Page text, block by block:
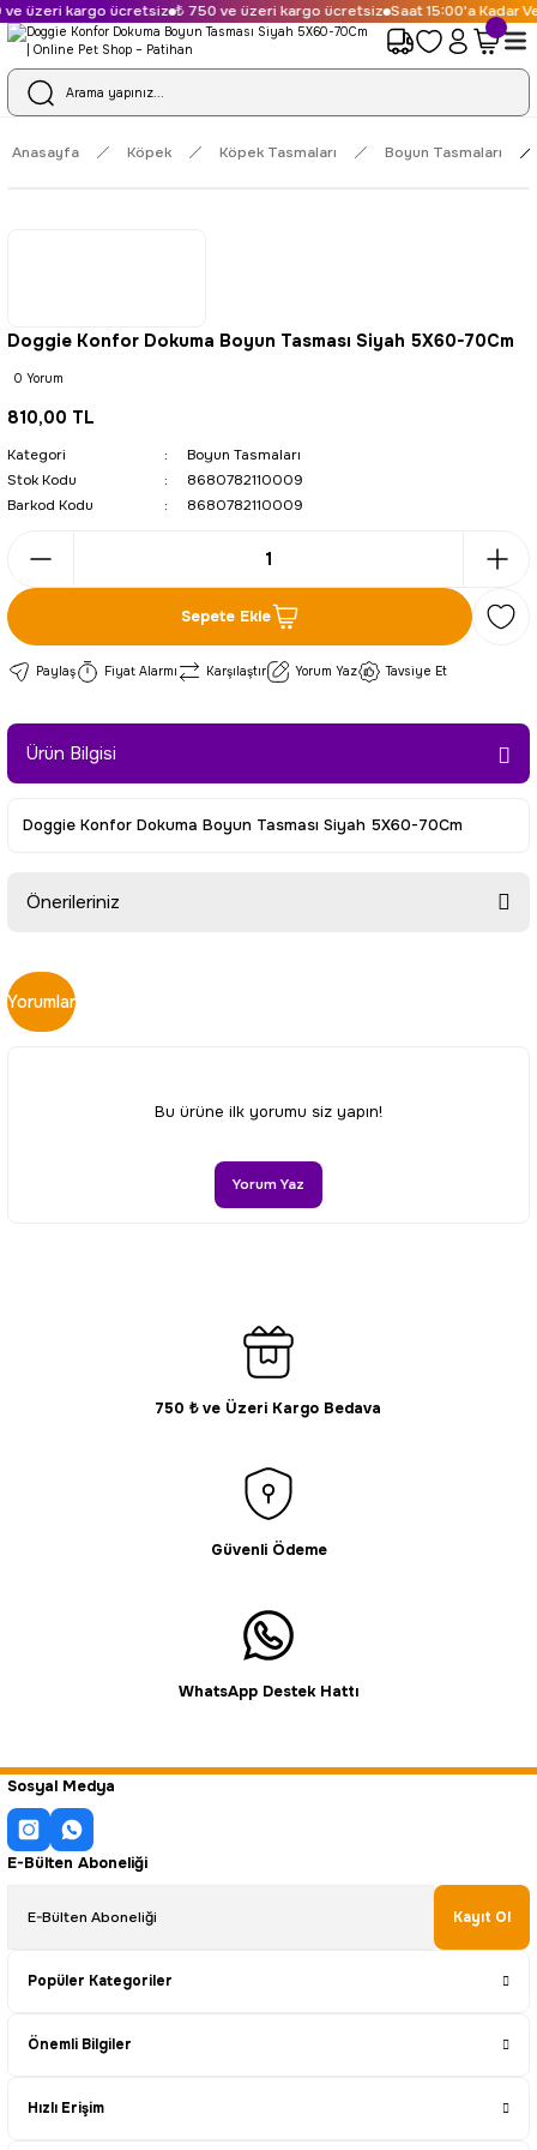
üzeri kargo ücretsiz ₺ 750 ve üzeri kargo ücretsiz Saat 15:00'a Kadar
Anasayfa Köpek Köpek Tasmaları Boyun Tasmaları
Doggie Konfor Dokuma Boyun Tasması Siyah 5X60-70Cm
0 Yorum
810,00 TL
Kategori
Boyun Tasmaları
Stok Kodu
8680782110009
Barkod Kodu
8680782110009
Sepete Ekle
Paylaş Fiyat Alarmı Karşılaştır Yorum Yaz Tavsiye Et
Ürün Bilgisi
Doggie Konfor Dokuma Boyun Tasması Siyah 5X60-70Cm
Önerileriniz
Bu ürünün fiyat bilgisi, resim, ürün açıklamalarında ve diğer
konularda yetersiz gördüğünüz noktaları öneri formunu
kullanarak tarafımıza iletebilirsiniz.
Ürün resmi kalitesiz, bozuk veya görüntülenemiyor.
Ürün bilgilerinde hatalar bulunuyor.
Gönder
Yorumlar
Bu ürüne ilk yorumu siz yapın!
Yorum Yaz
750 ₺ ve Üzeri Kargo Bedava
Güvenli Ödeme
WhatsApp Destek Hattı
Sosyal Medya
E-Bülten Aboneliği
Kayıt Ol
Popüler Kategoriler
Önemli Bilgiler
Hızlı Erişim